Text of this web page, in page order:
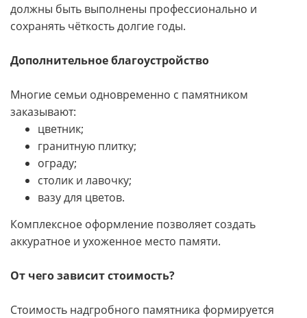
должны быть выполнены профессионально и
сохранять чёткость долгие годы.
Дополнительное благоустройство
Многие семьи одновременно с памятником
заказывают:
цветник;
гранитную плитку;
ограду;
столик и лавочку;
вазу для цветов.
Комплексное оформление позволяет создать
аккуратное и ухоженное место памяти.
От чего зависит стоимость?
Стоимость надгробного памятника формируется